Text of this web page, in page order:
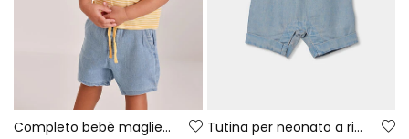
Completo bebè maglietta e pantaloni cotone giallo blu
Tutina per neonato a righe multicolori in cotone